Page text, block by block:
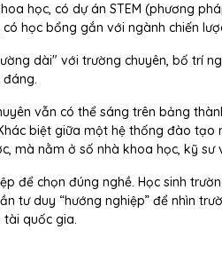
học, có dự án STEM (phương
học bổng gắn với ngành chiến
dài" với trường chuyên, bố trí
vẫn có thể sáng trên bảng
biệt giữa một hệ thống đào
mà nằm ở số nhà khoa học, kỹ
để chọn đúng nghề. Học sinh
tư duy “hướng nghiệp” để nhìn
tài quốc gia.